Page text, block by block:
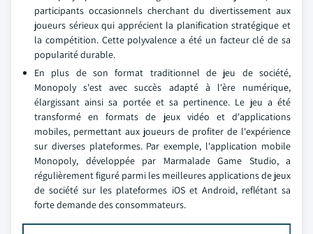
participants occasionnels cherchant du divertissement aux
joueurs sérieux qui apprécient la planification stratégique et
la compétition. Cette polyvalence a été un facteur clé de sa
popularité durable.
En plus de son format traditionnel de jeu de société,
Monopoly s'est avec succès adapté à l'ère numérique,
élargissant ainsi sa portée et sa pertinence. Le jeu a été
transformé en formats de jeux vidéo et d'applications
mobiles, permettant aux joueurs de profiter de l'expérience
sur diverses plateformes. Par exemple, l'application mobile
Monopoly, développée par Marmalade Game Studio, a
régulièrement figuré parmi les meilleures applications de jeux
de société sur les plateformes iOS et Android, reflétant sa
forte demande des consommateurs.